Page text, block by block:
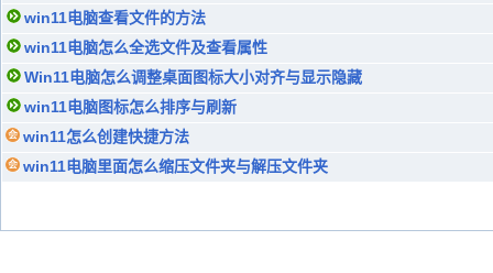
win11电脑查看文件的方法
win11电脑怎么全选文件及查看属性
Win11电脑怎么调整桌面图标大小对齐与显示隐藏
win11电脑图标怎么排序与刷新
win11怎么创建快捷方法
win11电脑里面怎么缩压文件夹与解压文件夹